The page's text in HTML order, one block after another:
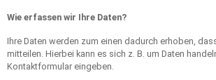
Wie erfassen wir Ihre Daten?
Ihre Daten werden zum einen dadurch erhoben,
mitteilen. Hierbei kann es sich z. B. um Daten
Kontaktformular eingeben.